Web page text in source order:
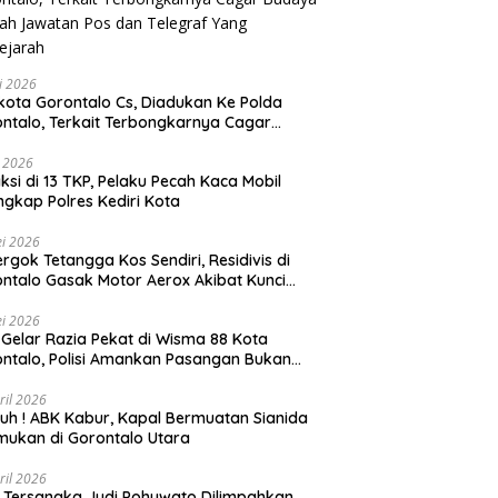
2026
Cs, Diadukan Ke Polda
Terkait Terbongkarnya Cagar
2026
di 13 TKP, Pelaku Pecah Kaca Mobil
Polres Kediri Kota
2026
Tetangga Kos Sendiri, Residivis di
Gasak Motor Aerox Akibat Kunci
2026
Gelar Razia Pekat di Wisma 88 Kota
Polisi Amankan Pasangan Bukan
2026
! ABK Kabur, Kapal Bermuatan Sianida
di Gorontalo Utara
2026